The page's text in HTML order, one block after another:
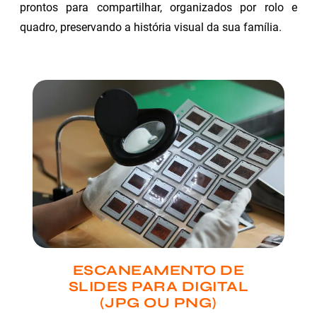
prontos para compartilhar, organizados por rolo e
quadro, preservando a história visual da sua família.
ESCANEAMENTO DE
SLIDES PARA DIGITAL
(JPG OU PNG)